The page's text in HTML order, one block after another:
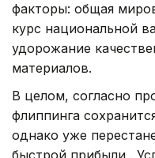
факторы: общая
курс национальной
удорожание
материалов.
В целом, согласно
флиппинга
однако уже